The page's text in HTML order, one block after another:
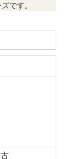
です。